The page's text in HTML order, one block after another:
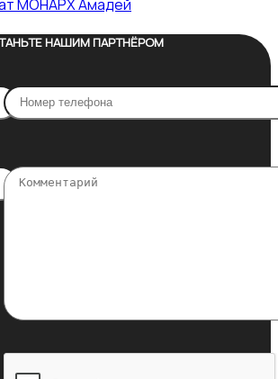
МОНАРХ Амадей
НАШИМ ПАРТНЁРОМ